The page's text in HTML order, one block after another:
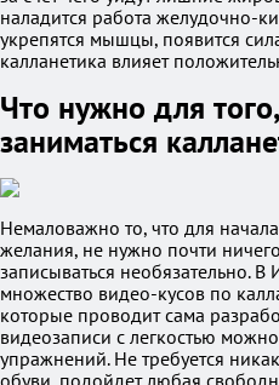
наладится работа желудочно-
укрепятся мышцы, появится
калланетика влияет
Что нужно для
заниматься
Немаловажно то, что для
желания, не нужно почти
записываться необязательно.
множество видео-кусов по
которые проводит сама
видеозаписи с легкостью
упражнений. Не требуется
обуви, подойдет любая